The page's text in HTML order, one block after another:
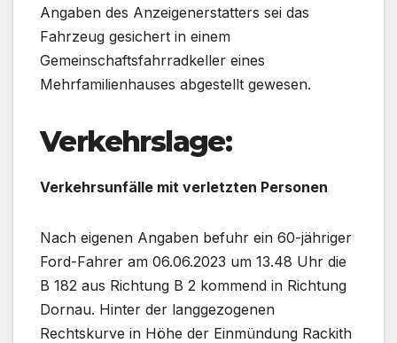
Angaben des Anzeigenerstatters sei das
Fahrzeug gesichert in einem
Gemeinschaftsfahrradkeller eines
Mehrfamilienhauses abgestellt gewesen.
Verkehrslage:
Verkehrsunfälle mit verletzten Personen
Nach eigenen Angaben befuhr ein 60-jähriger
Ford-Fahrer am 06.06.2023 um 13.48 Uhr die
B 182 aus Richtung B 2 kommend in Richtung
Dornau. Hinter der langgezogenen
Rechtskurve in Höhe der Einmündung Rackith